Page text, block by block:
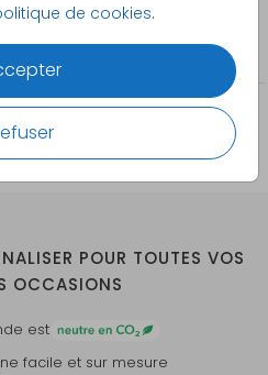
de cookies.
POUR TOUTES VOS
OCCASIONS
est
facile et sur mesure